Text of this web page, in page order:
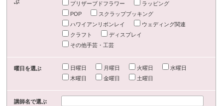
ぶ
プリザーブドフラワー
ラッピング
POP
スクラップブッキング
ハワイアンリボンレイ
ウェディング関連
クラフト
ディスプレイ
その他手芸・工芸
曜日を選ぶ 日曜日 月曜日 火曜日
水曜日
木曜日
金曜日 土曜日
講師名で選ぶ